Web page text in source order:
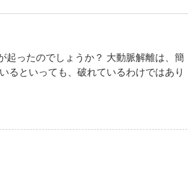
起ったのでしょうか？ 大動脈解離は、簡
るといっても、破れているわけではあり